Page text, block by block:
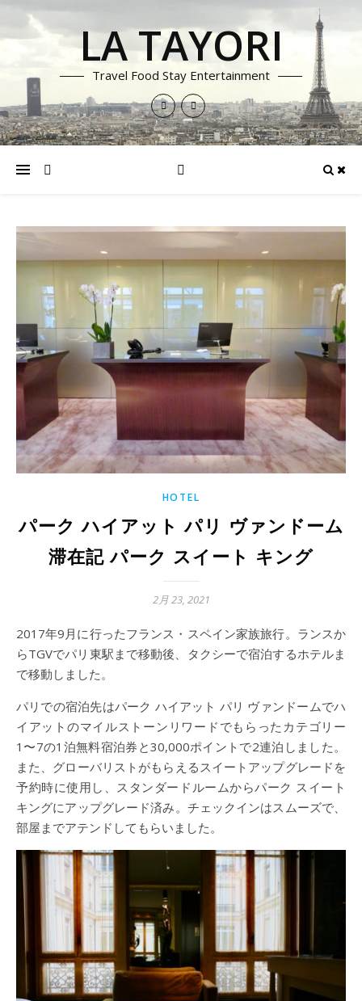
LA TAYORI
Travel Food Stay Entertainment
HOTEL
パーク ハイアット パリ ヴァンドーム
滞在記 パーク スイート キング
2月 23, 2021
2017年9月に行ったフランス・スペイン家族旅行。ランスか
らTGVでパリ東駅まで移動後、タクシーで宿泊するホテルま
で移動しました。
パリでの宿泊先はパーク ハイアット パリ ヴァンドームでハ
イアットのマイルストーンリワードでもらったカテゴリー
1〜7の1泊無料宿泊券と30,000ポイントで2連泊しました。
また、グローバリストがもらえるスイートアップグレードを
予約時に使用し、スタンダードルームからパーク スイート
キングにアップグレード済み。チェックインはスムーズで、
部屋までアテンドしてもらいました。